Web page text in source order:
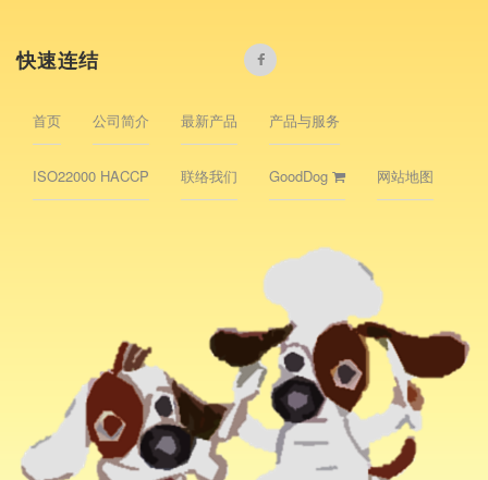
快速连结
首页 公司简介 最新产品 产品与服务
ISO22000 HACCP 联络我们 GoodDog 网站地图